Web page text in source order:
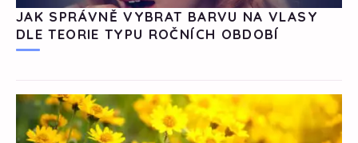
JAK SPRÁVNĚ VYBRAT BARVU NA VLASY
DLE TEORIE TYPU ROČNÍCH OBDOBÍ